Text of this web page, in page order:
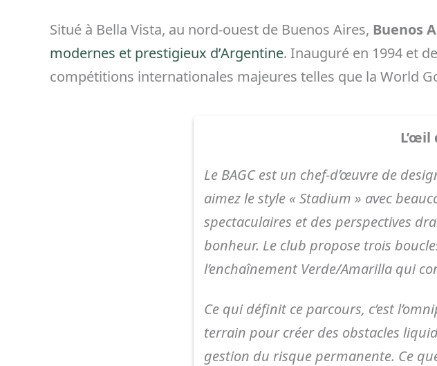
Situé à Bella Vista, au nord-ouest de Buenos Aires, Buenos
modernes et prestigieux d’Argentine. Inauguré en 1994 et
compétitions internationales majeures telles que la World
L’œil
Le BAGC est un chef-d’œuvre de
aimez le style « Stadium » avec
spectaculaires et des perspectives
bonheur. Le club propose trois
l’enchaînement Verde/Amarilla qui
Ce qui définit ce parcours, c’est
terrain pour créer des obstacles
gestion du risque permanente. Ce